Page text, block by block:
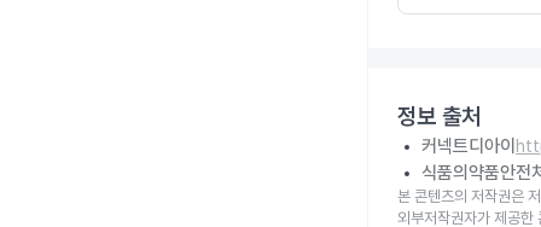
정보 출처
커넥트디아이
식품의약품안전
본 콘텐츠의 저작권은
외부저작권자가 제공한